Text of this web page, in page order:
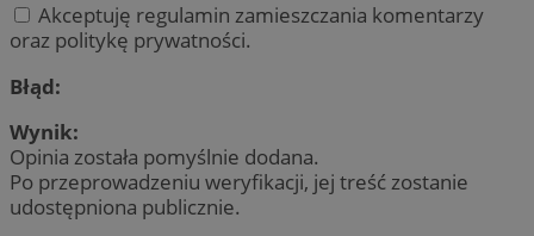
Akceptuję regulamin zamieszczania komentarzy
oraz politykę prywatności.
Błąd:
Wynik:
Opinia została pomyślnie dodana.
Po przeprowadzeniu weryfikacji, jej treść zostanie
udostępniona publicznie.